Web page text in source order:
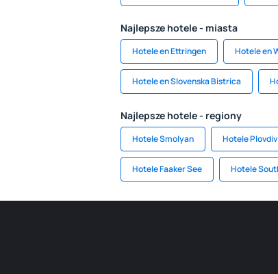
Najlepsze hotele - miasta
Hotele en Ettringen Hotele en
Hotele en Slovenska Bistrica
Najlepsze hotele - regiony
Hotele Smolyan Hotele Plovdiv
Hotele Faaker See Hotele